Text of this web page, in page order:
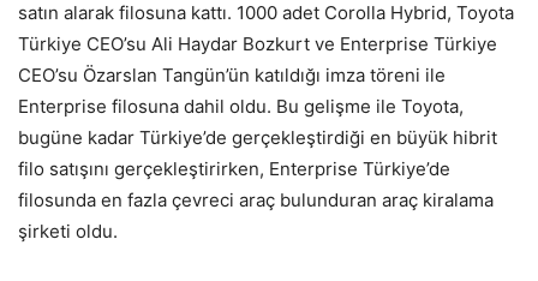
satın alarak filosuna kattı. 1000 adet Corolla Hybrid, Toyota
Türkiye CEO’su Ali Haydar Bozkurt ve Enterprise Türkiye
CEO’su Özarslan Tangün’ün katıldığı imza töreni ile
Enterprise filosuna dahil oldu. Bu gelişme ile Toyota,
bugüne kadar Türkiye’de gerçekleştirdiği en büyük hibrit
filo satışını gerçekleştirirken, Enterprise Türkiye’de
filosunda en fazla çevreci araç bulunduran araç kiralama
şirketi oldu.